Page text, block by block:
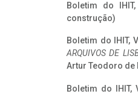
Boletim do
construção)
Boletim do IHIT,
ARQUIVOS DE
Artur Teodoro de
Boletim do IHIT,